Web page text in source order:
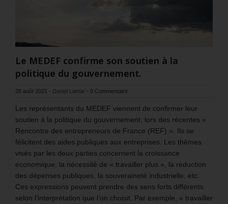
Le MEDEF confirme son soutien à la
politique du gouvernement.
28 août 2021 - Daniel Lamar - 0 Commentaire
Les représentants du MEDEF viennent de confirmer leur
soutien à la politique du gouvernement, lors des récentes «
Rencontre des entrepreneurs de France (REF) ». Ils se
félicitent des aides publiques aux entreprises. Les thèmes
visés par les deux parties concernent la croissance
économique, la nécessité de « travailler plus », la réduction
des dépenses publiques, la souveraineté industrielle, etc.
Ces expressions peuvent prendre des sens forts différents
selon l’interprétation que l’on choisit. Par exemple, « travailler